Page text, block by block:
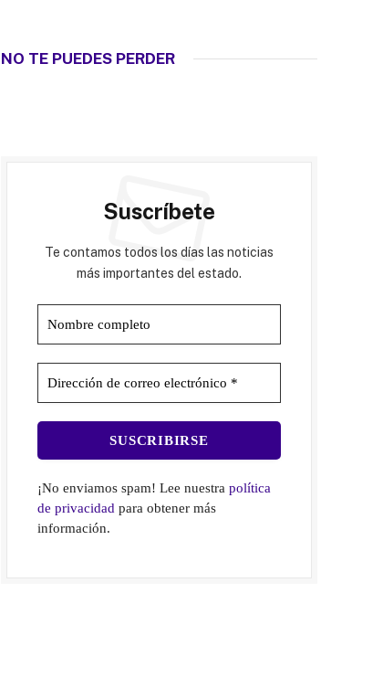
NO TE PUEDES PERDER
Suscríbete
Te contamos todos los días las noticias
más importantes del estado.
¡No enviamos spam! Lee nuestrapolítica
de privacidad para obtener más
información.